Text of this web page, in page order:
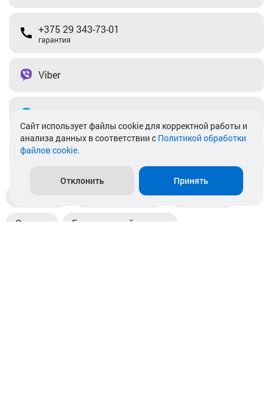
+375 29 343-73-01
гарантия
Viber
info@akkamulik.by
Пункты выдачи Магазины
Оплата Безналичный расчет
Cайт использует файлы cookie для корректной работы и
анализа данных в соответствии с Политикой обработки
файлов cookie.
Отклонить Принять